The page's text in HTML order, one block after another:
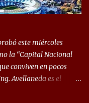
del campeonato,
donde la violencia no
de los torneos. En la
flo...este miércoles
la “Capital Nacional
conviven en pocos
Avellaneda es el